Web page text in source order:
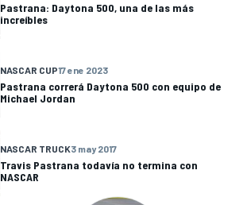
Pastrana: Daytona 500, una de las más
increíbles
NASCAR CUP17 ene 2023
Pastrana correrá Daytona 500 con equipo de
Michael Jordan
NASCAR TRUCK3 may 2017
Travis Pastrana todavía no termina con
NASCAR